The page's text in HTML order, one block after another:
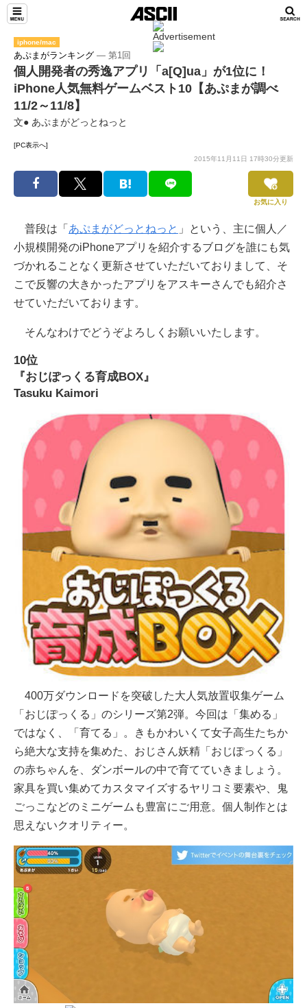
iphone/mac
あぷまがランキング ― 第1回
個人開発者の秀逸アプリ「a[Q]ua」が1位に！
iPhone人気無料ゲームベスト10【あぷまが調べ
11/2～11/8】
文● あぷまがどっとねっと
[PC表示へ]
2015年11月11日 17時30分更新
お気に入り
普段は「 あぷまがどっとねっと 」という、主に個人／
小規模開発のiPhoneアプリを紹介するブログを誰にも気
づかれることなく更新させていただいておりまして、そ
こで反響の大きかったアプリをアスキーさんでも紹介さ
せていただいております。
そんなわけでどうぞよろしくお願いいたします。
10位
『おじぽっくる育成BOX』
Tasuku Kaimori
400万ダウンロードを突破した大人気放置収集ゲーム
「おじぽっくる」のシリーズ第2弾。今回は「集める」
ではなく、「育てる」。きもかわいくて女子高生たちか
ら絶大な支持を集めた、おじさん妖精「おじぽっくる」
の赤ちゃんを、ダンボールの中で育てていきましょう。
家具を買い集めてカスタマイズするヤリコミ要素や、鬼
ごっこなどのミニゲームも豊富にご用意。個人制作とは
思えないクオリティー。